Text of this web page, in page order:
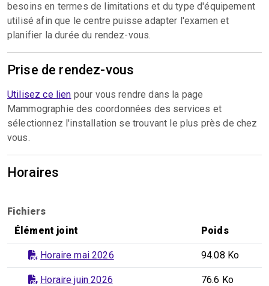
besoins en termes de limitations et du type d'équipement
utilisé afin que le centre puisse adapter l'examen et
planifier la durée du rendez-vous.
Prise de rendez-vous
Utilisez ce lien pour vous rendre dans la page
Mammographie des coordonnées des services et
sélectionnez l'installation se trouvant le plus près de chez
vous.
Horaires
Fichiers
Élément joint
Poids
Horaire mai 2026 94.08 Ko
Horaire juin 2026 76.6 Ko